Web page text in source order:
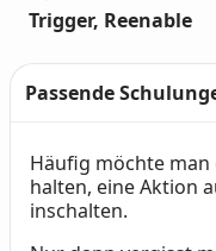
Trigger, Reenable
Passende
Text
Häufig möchte man
halten, eine Aktion
inschalten.